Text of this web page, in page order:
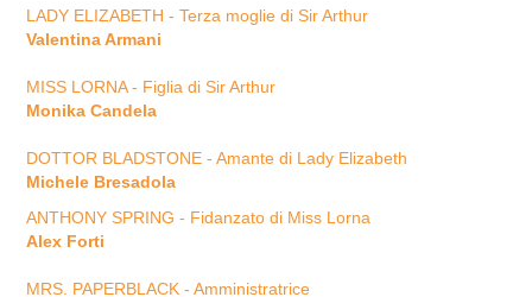
LADY ELIZABETH - Terza moglie di Sir Arthur
Valentina Armani
MISS LORNA - Figlia di Sir Arthur
Monika Candela
DOTTOR BLADSTONE - Amante di Lady Elizabeth
Michele Bresadola
ANTHONY SPRING - Fidanzato di Miss Lorna
Alex Forti
MRS. PAPERBLACK - Amministratrice